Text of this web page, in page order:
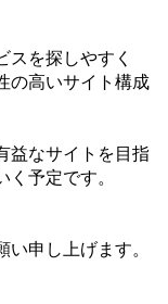
スを探しやすく
の高いサイト構成
益なサイトを目指
予定です。
申し上げます。